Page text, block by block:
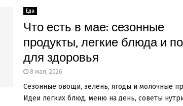
Еда
Что есть в мае: сезонные
продукты, легкие блюда и
для здоровья
8 мая, 2026
Сезонные овощи, зелень, ягоды и молочные
Идеи легких блюд, меню на день, советы